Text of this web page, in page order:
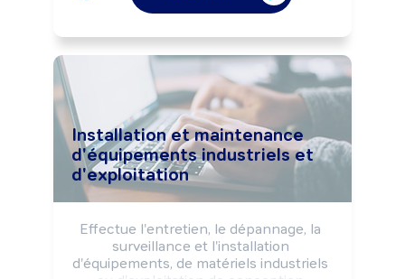
Installation et maintenance
d'équipements industriels et
d'exploitation
Effectue l'entretien, le dépannage, la
surveillance et l'installation
d'équipements, de matériels industriels